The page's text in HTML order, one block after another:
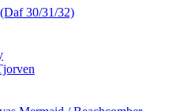
30/31/32)